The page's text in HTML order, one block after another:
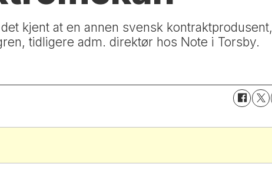
kjent at en annen svensk kontraktprodusent,
tidligere adm. direktør hos Note i Torsby.